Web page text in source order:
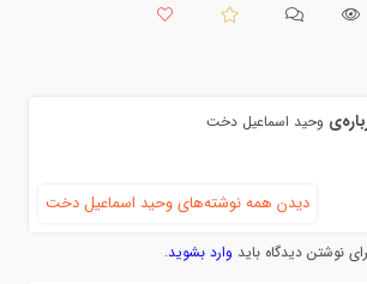
وحید اسماعیل دخت
دیدن همه نوشته‌های وحید اسماعیل دخت
نوشتن دیدگاه باید وارد بشوید.